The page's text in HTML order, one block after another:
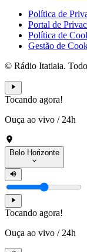
Política de
Portal de
Política de
Gestão de
© Rádio Itatiaia.
Tocando agora!
Ouça ao vivo / 24h
Belo Horizonte
Tocando agora!
Ouça ao vivo / 24h